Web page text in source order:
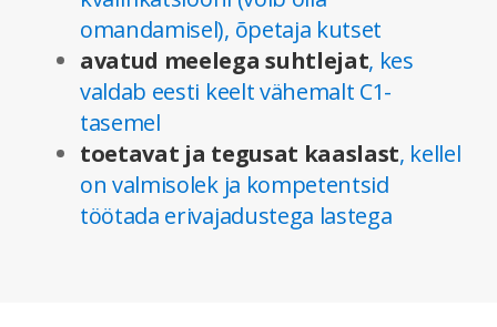
omandamisel), õpetaja kutset
avatud meelega suhtlejat, kes
valdab eesti keelt vähemalt C1-
tasemel
toetavat ja tegusat kaaslast, kellel
on valmisolek ja kompetentsid
töötada erivajadustega lastega